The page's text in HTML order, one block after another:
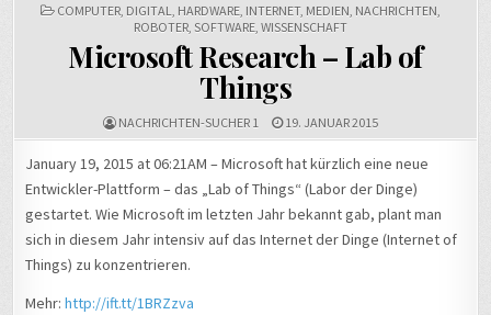
POSTED
COMPUTER, DIGITAL, HARDWARE, INTERNET, MEDIEN, NACHRICHTEN,
ROBOTER, SOFTWARE, WISSENSCHAFT
Microsoft Research – Lab of
Things
NACHRICHTEN-SUCHER 1 19. JANUAR 2015
January 19, 2015 at 06:21AM – Microsoft hat kürzlich eine neue
Entwickler-Plattform – das „Lab of Things“ (Labor der Dinge)
gestartet. Wie Microsoft im letzten Jahr bekannt gab, plant man
sich in diesem Jahr intensiv auf das Internet der Dinge (Internet of
Things) zu konzentrieren.
Mehr:http://ift.tt/1BRZzva